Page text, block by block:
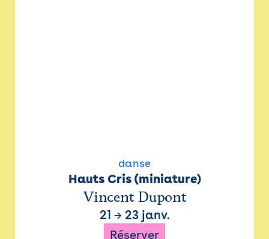
danse
Hauts Cris (miniature)
Vincent Dupont
21 → 23 janv.
Réserver